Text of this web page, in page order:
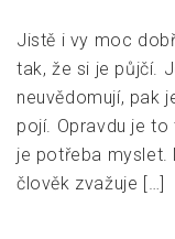
Jistě i vy moc
tak, že si je půjčí.
neuvědomují, pak
pojí. Opravdu je
je potřeba myslet.
člověk zvažuje […]